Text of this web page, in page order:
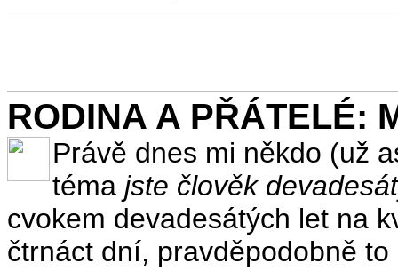
RODINA A PŘÁTELÉ:
Právě dnes mi někdo (už
téma jste člověk
cvokem devadesátých let na
čtrnáct dní, pravděpodobně